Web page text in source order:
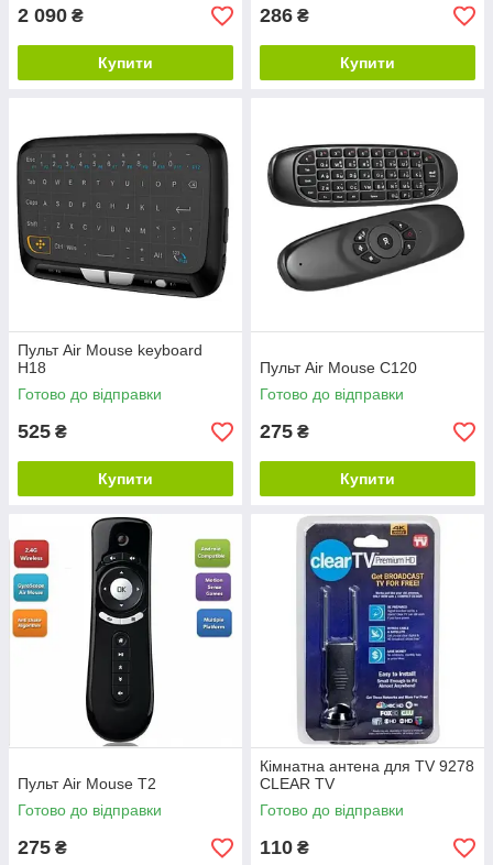
2 090 ₴
Купити
286 ₴
Купити
Пульт Air Mouse keyboard
H18
Готово до відправки
525 ₴
Купити
Пульт Air Mouse C120
Готово до відправки
275 ₴
Купити
Пульт Air Mouse T2
Готово до відправки
275 ₴
Кімнатна антена для TV 9278
CLEAR TV
Готово до відправки
110 ₴